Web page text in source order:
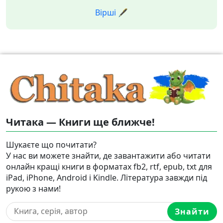
Вірші 🖋️
Читака — Книги ще ближче!
Шукаєте що почитати?
У нас ви можете знайти, де завантажити або читати
онлайн кращі книги в форматах fb2, rtf, epub, txt для
iPad, iPhone, Android і Kindle. Література завжди під
рукою з нами!
Знайти